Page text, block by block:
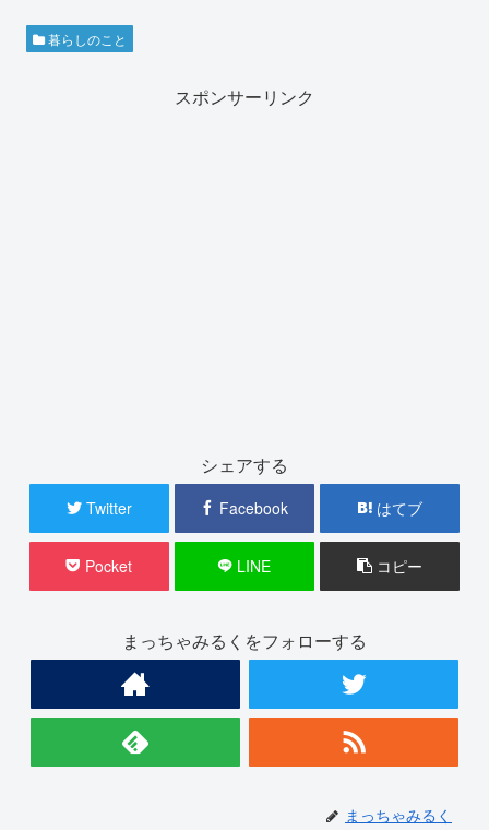
暮らしのこと
スポンサーリンク
シェアする
Twitter Facebook はてブ
Pocket LINE コピー
まっちゃみるくをフォローする
まっちゃみるく